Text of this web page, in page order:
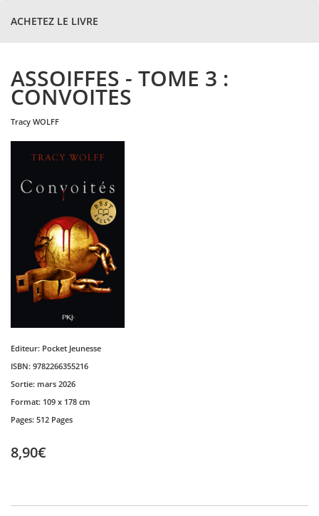
ACHETEZ LE LIVRE
ASSOIFFES - TOME 3 :
CONVOITES
tracy WOLFF
Editeur: Pocket Jeunesse
ISBN: 9782266355216
Sortie: mars 2026
Format: 109 x 178 cm
Pages: 512 Pages
8,90€